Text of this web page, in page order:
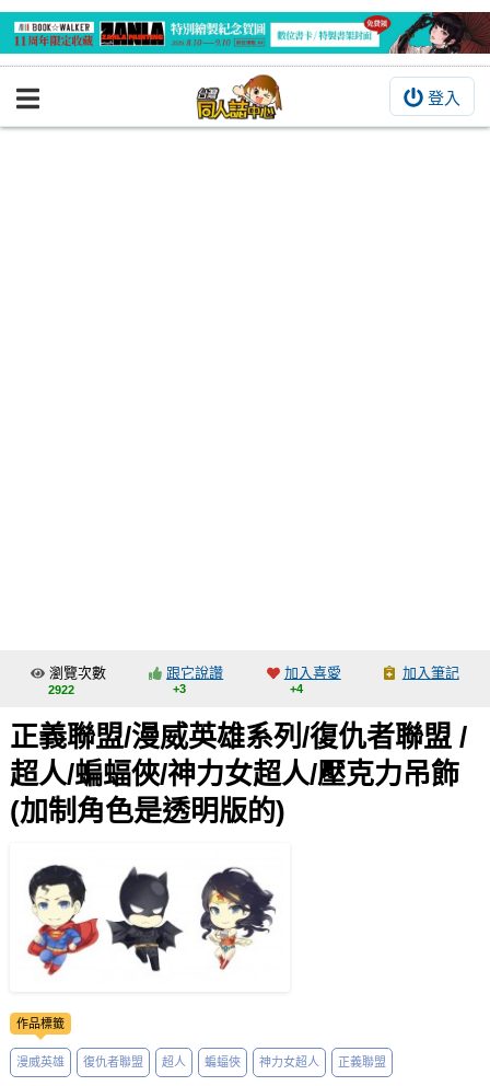
登入
BOOKY書集倉庫
交流中心
攤位轉讓區
會員功能選單
會員中心
登入
瀏覽次數
2922
跟它說讚
+3
加入喜愛
+4
加入筆記
正義聯盟/漫威英雄系列/復仇者聯盟 /
超人/蝙蝠俠/神力女超人/壓克力吊飾
(加制角色是透明版的)
作品標籤
漫威英雄 復仇者聯盟 超人 蝙蝠俠 神力女超人 正義聯盟